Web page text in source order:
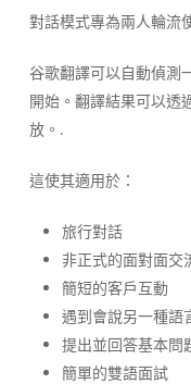
對話模式專為兩人輪流
谷歌翻譯可以自動偵測
開始。翻譯結果可以透
放。.
這使其適用於：
旅行對話
非正式的面對面交
簡短的客戶互動
遇到會說另一種語
提出並回答基本問
簡單的雙語面試